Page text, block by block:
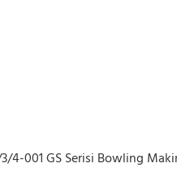
4-001 GS Serisi Bowling